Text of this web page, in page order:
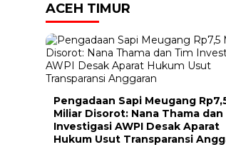
ACEH TIMUR
Pengadaan Sapi Meugang
Miliar Disorot: Nana Thama dan
Investigasi AWPI Desak Aparat
Hukum Usut Transparansi